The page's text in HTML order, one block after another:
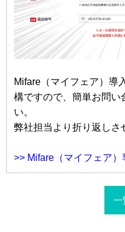
Mifare（マイフェア）導
構ですので、簡単お問い
い。
弊社担当より折り返しさ
>> Mifare（マイフェア
一